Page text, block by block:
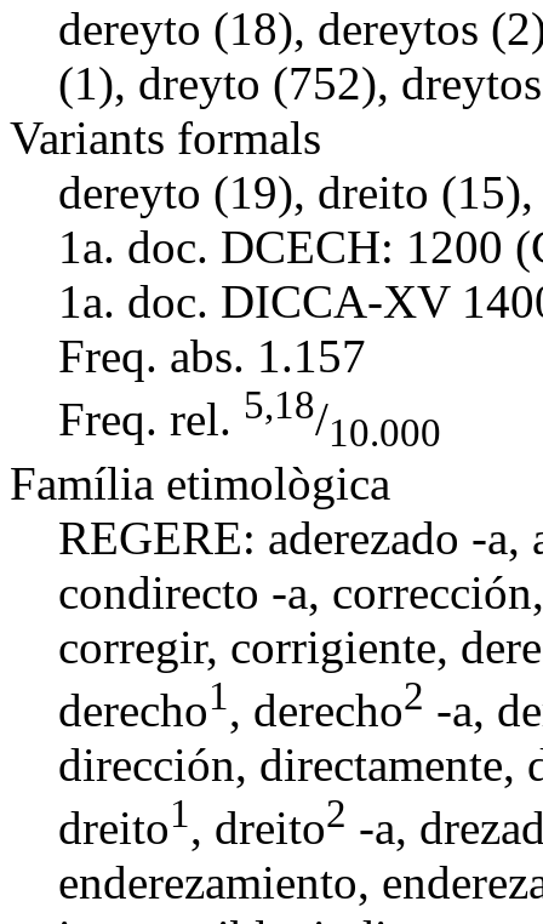
dereyto (18), dereytos
(1), dreyto (752),
Variants formals
dereyto (19), dreito
1a. doc. DCECH: 1200
1a. doc. DICCA-XV
Freq. abs. 1.157
Freq. rel. 5,18/10.000
Família etimològica
REGERE: aderezado -a,
condirecto -a, corrección
corregir, corrigiente,
derecho1, derecho2 -a,
dirección, directamente,
dreito1, dreito2 -a,
enderezamiento,